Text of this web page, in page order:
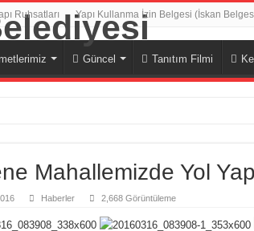
Ruhsatları Yapı Kullanma İzin Belgesi (İskan
Güncel Tanıtım Filmi
Mahallemizde Yol
Haberler 2,668 Görüntüleme